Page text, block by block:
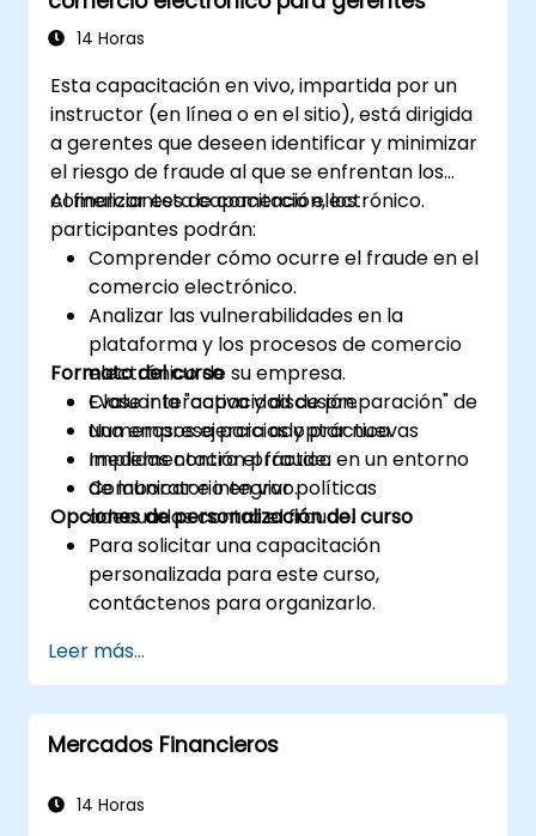
14 Horas
Esta capacitación en vivo, impartida por un
instructor (en línea o en el sitio), está dirigida
a gerentes que deseen identificar y minimizar
el riesgo de fraude al que se enfrentan los
comerciantes de comercio electrónico.
Al finalizar esta capacitación, los
participantes podrán:
Comprender cómo ocurre el fraude en el
comercio electrónico.
Analizar las vulnerabilidades en la
plataforma y los procesos de comercio
electrónico de su empresa.
Evaluar la "capacidad de preparación" de
una empresa para adoptar nuevas
medidas contra el fraude.
Comunicar e integrar políticas
adecuadas contra el fraude.
Formato del curso
Clase interactiva y discusión.
Numerosos ejercicios y práctica.
Implementación práctica en un entorno
de laboratorio en vivo.
Opciones de personalización del curso
Para solicitar una capacitación
personalizada para este curso,
contáctenos para organizarlo.
Leer más...
Mercados Financieros
14 Horas